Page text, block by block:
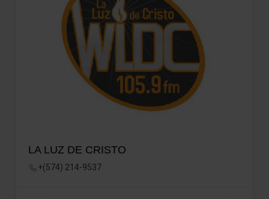
LA LUZ DE CRISTO
+(574) 214-9537